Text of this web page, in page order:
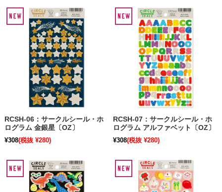
RCSH-06：サークルシール・ホ
ログラム 金銀星〔OZ〕
¥308(税抜 ¥280)
RCSH-07：サークルシール・ホ
ログラム アルファベット〔OZ〕
¥308(税抜 ¥280)